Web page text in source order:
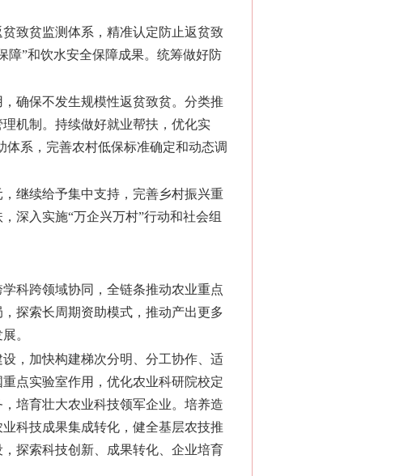
致贫监测体系，精准认定防止返贫致
障”和饮水安全保障成果。统筹做好防
确保不发生规模性返贫致贫。分类推
机制。持续做好就业帮扶，优化实
体系，完善农村低保标准确定和动态调
继续给予集中支持，完善乡村振兴重
深入实施“万企兴万村”行动和社会组
科跨领域协同，全链条推动农业重点
探索长周期资助模式，推动产出更多
。
，加快构建梯次分明、分工协作、适
点实验室作用，优化农业科研院校定
培育壮大农业科技领军企业。培养造
科技成果集成转化，健全基层农技推
探索科技创新、成果转化、企业培育